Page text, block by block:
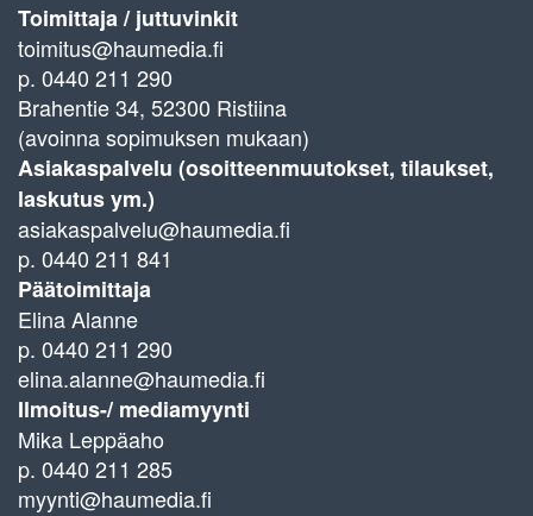
Toimittaja / juttuvinkit
toimitus@haumedia.fi
p. 0440 211 290
Brahentie 34, 52300 Ristiina
(avoinna sopimuksen mukaan)
Asiakaspalvelu (osoitteenmuutokset, tilaukset,
laskutus ym.)
asiakaspalvelu@haumedia.fi
p. 0440 211 841
Päätoimittaja
Elina Alanne
p. 0440 211 290
elina.alanne@haumedia.fi
Ilmoitus-/ mediamyynti
Mika Leppäaho
p. 0440 211 285
myynti@haumedia.fi